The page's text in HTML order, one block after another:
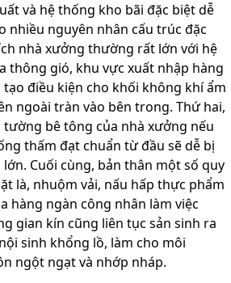
và hệ thống kho bãi đặc biệt dễ
nhiều nguyên nhân cấu trúc đặc
nhà xưởng thường rất lớn với hệ
thông gió, khu vực xuất nhập hàng
điều kiện cho khối không khí ẩm
ngoài tràn vào bên trong. Thứ hai,
tường bê tông của nhà xưởng nếu
thấm đạt chuẩn từ đầu sẽ dễ bị
Cuối cùng, bản thân một số quy
là, nhuộm vải, nấu hấp thực phẩm
hàng ngàn công nhân làm việc
gian kín cũng liên tục sản sinh ra
sinh khổng lồ, làm cho môi
ngột ngạt và nhớp nháp.